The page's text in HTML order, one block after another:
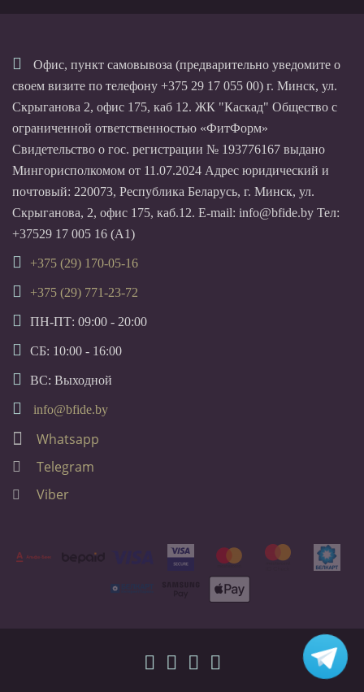
Офис, пункт самовывоза (предварительно уведомите о
своем визите по телефону +375 29 17 055 00) г. Минск, ул.
Скрыганова 2, офис 175, каб 12. ЖК "Каскад" Общество с
ограниченной ответственностью «ФитФорм»
Свидетельство о гос. регистрации № 193776167 выдано
Мингорисполкомом от 11.07.2024 Адрес юридический и
почтовый: 220073, Республика Беларусь, г. Минск, ул.
Скрыганова, 2, офис 175, каб.12. E-mail: info@bfide.by Тел:
+37529 17 005 16 (А1)
+375 (29) 170-05-16
+375 (29) 771-23-72
ПН-ПТ: 09:00 - 20:00
СБ: 10:00 - 16:00
ВС: Выходной
info@bfide.by
Whatsapp
Telegram
Viber